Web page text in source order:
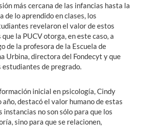
más cercana de las infancias hasta la
de lo aprendido en clases, los
revelaron el valor de estos
la PUCV otorga, en este caso, a
de la profesora de la Escuela de
Urbina, directora del Fondecyt y que
estudiantes de pregrado.
inicial en psicología, Cindy
año, destacó el valor humano de estas
instancias no son sólo para que los
sino para que se relacionen,